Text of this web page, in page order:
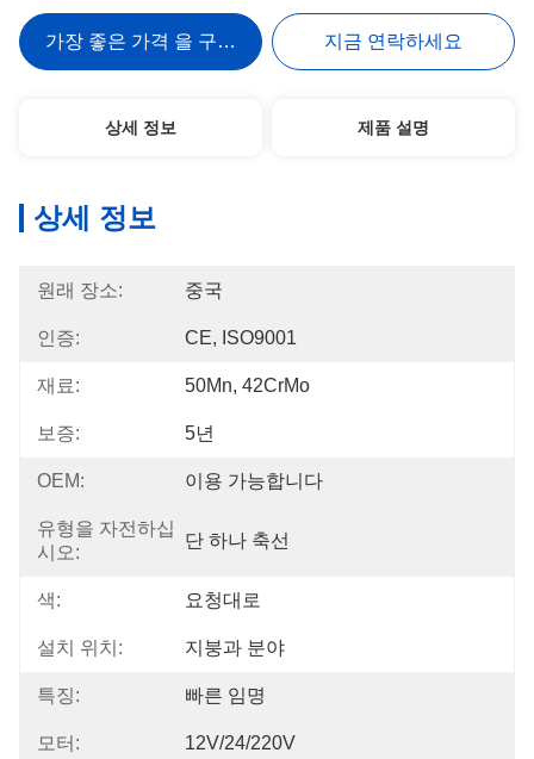
가장 좋은 가격 을 구하라 지금 연락하세요
상세 정보 제품 설명
상세 정보
원래 장소: 중국
인증: CE, ISO9001
재료: 50Mn, 42CrMo
보증: 5년
OEM: 이용 가능합니다
유형을 자전하십
시오:
단 하나 축선
색: 요청대로
설치 위치: 지붕과 분야
특징: 빠른 임명
모터: 12V/24/220V